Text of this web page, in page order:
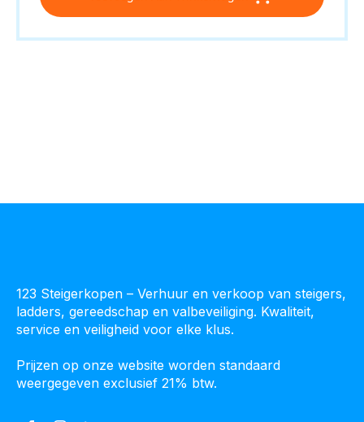
123 Steigerkopen – Verhuur en verkoop van steigers,
ladders, gereedschap en valbeveiliging. Kwaliteit,
service en veiligheid voor elke klus.
Prijzen op onze website worden standaard
weergegeven exclusief 21% btw.